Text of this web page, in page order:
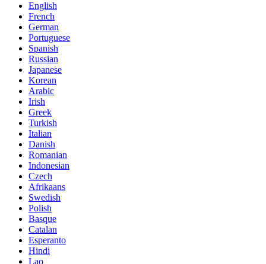
English
French
German
Portuguese
Spanish
Russian
Japanese
Korean
Arabic
Irish
Greek
Turkish
Italian
Danish
Romanian
Indonesian
Czech
Afrikaans
Swedish
Polish
Basque
Catalan
Esperanto
Hindi
Lao